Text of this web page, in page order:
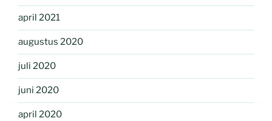
april 2021
augustus 2020
juli 2020
juni 2020
april 2020